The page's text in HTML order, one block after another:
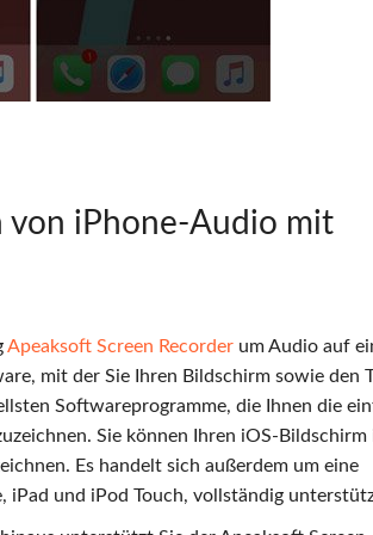
von iPhone-Audio mit
Apeaksoft Screen Recorder um Audio auf
mit der Sie Ihren Bildschirm sowie den
Softwareprogramme, die Ihnen die
Sie können Ihren iOS-Bildschirm
Es handelt sich außerdem um eine
iPad und iPod Touch, vollständig